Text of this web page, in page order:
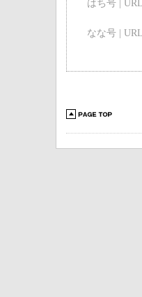
はち号 |
なな号 |